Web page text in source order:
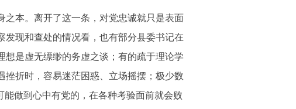
本。离开了这一条，对党忠诚就只是表面
现和查处的情况看，也有部分县委书记在
是虚无缥缈的务虚之谈；有的疏于理论学
折时，容易迷茫困惑、立场摇摆；极少数
做到心中有党的，在各种考验面前就会败